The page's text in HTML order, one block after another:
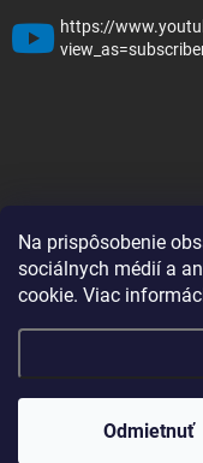
Na prispôsobenie
sociálnych médií a
cookie. Viac
Odmietnuť
https://
cookies